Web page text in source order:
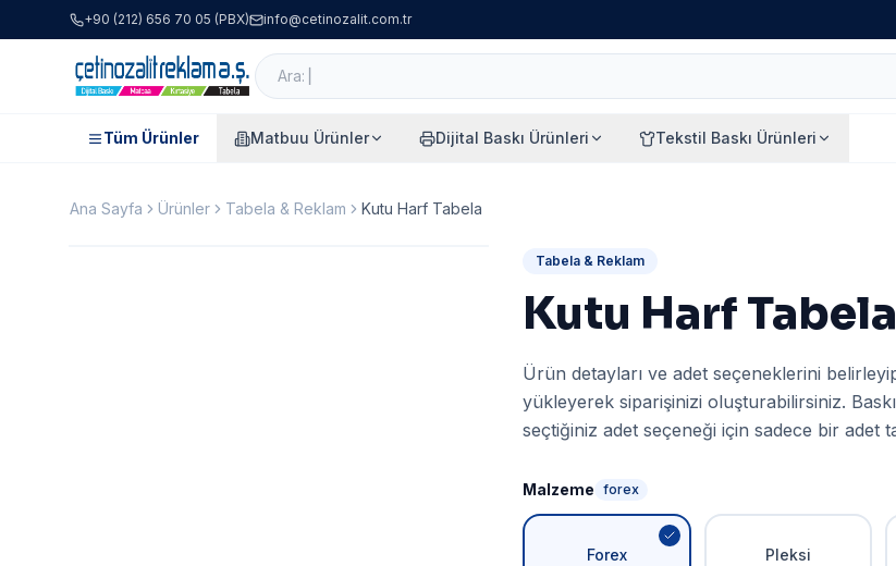
+90 (212) 656 70 05 (PBX) info@cetinozalit.com.tr
Tüm Ürünler Matbuu Ürünler Dijital Baskı Ürünleri Tekstil Baskı Ürünleri
Ana Sayfa Ürünler Tabela & Reklam Kutu Harf Tabela
Tabela & Reklam
Kutu Harf Tabela
Ürün detayları ve adet seçeneklerini belirleyip
yükleyerek siparişinizi oluşturabilirsiniz.
seçtiğiniz adet seçeneği için sadece bir adet
Malzeme forex
Forex Pleksi